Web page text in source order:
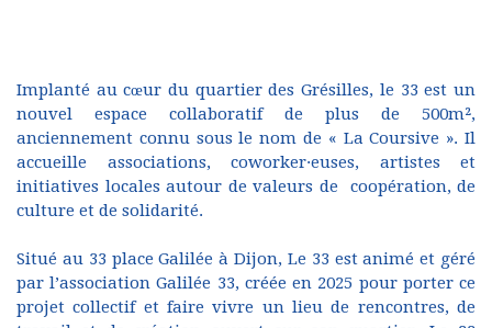
Implanté au cœur du quartier des Grésilles, le 33 est un
nouvel espace collaboratif de plus de 500m²,
anciennement connu sous le nom de « La Coursive ». Il
accueille associations, coworker·euses, artistes et
initiatives locales autour de valeurs de coopération, de
culture et de solidarité.
Situé au 33 place Galilée à Dijon, Le 33 est animé et géré
par l’association Galilée 33, créée en 2025 pour porter ce
projet collectif et faire vivre un lieu de rencontres, de